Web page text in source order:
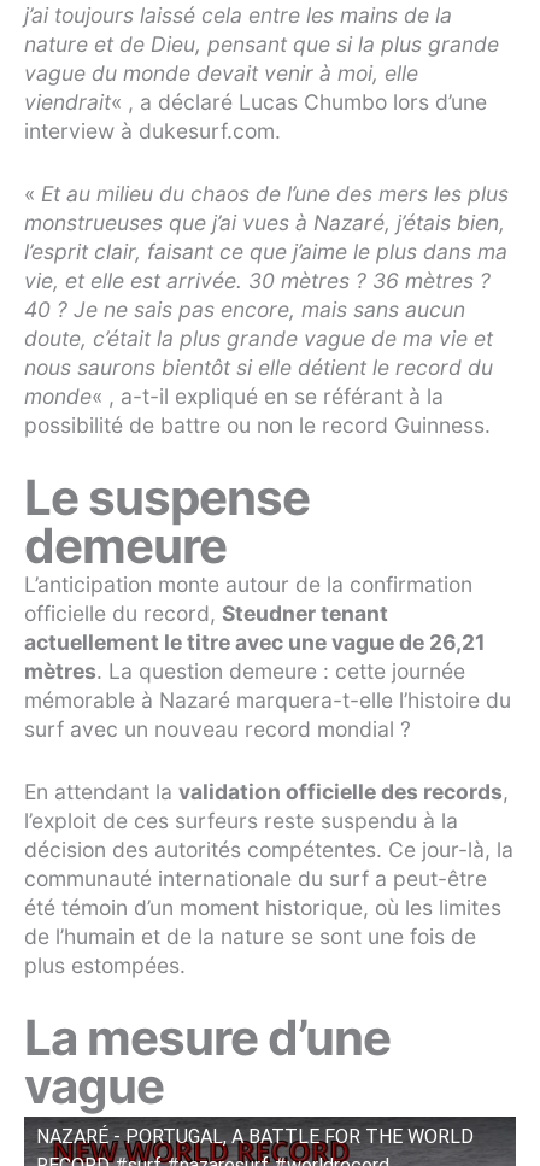
j’ai toujours laissé cela entre les mains de la
nature et de Dieu, pensant que si la plus grande
vague du monde devait venir à moi, elle
viendrait« , a déclaré Lucas Chumbo lors d’une
interview à dukesurf.com.
« Et au milieu du chaos de l’une des mers les plus
monstrueuses que j’ai vues à Nazaré, j’étais bien,
l’esprit clair, faisant ce que j’aime le plus dans ma
vie, et elle est arrivée. 30 mètres ? 36 mètres ?
40 ? Je ne sais pas encore, mais sans aucun
doute, c’était la plus grande vague de ma vie et
nous saurons bientôt si elle détient le record du
monde« , a-t-il expliqué en se référant à la
possibilité de battre ou non le record Guinness.
Le suspense
demeure
L’anticipation monte autour de la confirmation
officielle du record, Steudner tenant
actuellement le titre avec une vague de 26,21
mètres. La question demeure : cette journée
mémorable à Nazaré marquera-t-elle l’histoire du
surf avec un nouveau record mondial ?
En attendant la validation officielle des records,
l’exploit de ces surfeurs reste suspendu à la
décision des autorités compétentes. Ce jour-là, la
communauté internationale du surf a peut-être
été témoin d’un moment historique, où les limites
de l’humain et de la nature se sont une fois de
plus estompées.
La mesure d’une
vague
NAZARÉ - PORTUGAL, A BATTLE FOR THE WORLD